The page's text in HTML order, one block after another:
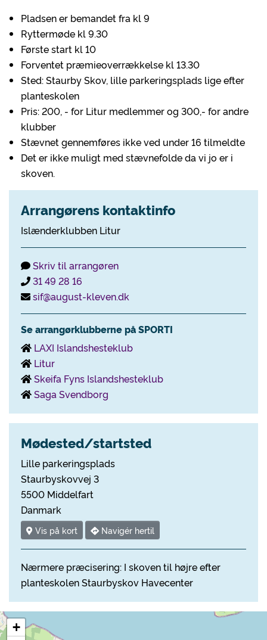
Pladsen er bemandet fra kl 9
Ryttermøde kl 9.30
Første start kl 10
Forventet præmieoverrækkelse kl 13.30
Sted: Staurby Skov, lille parkeringsplads lige efter
planteskolen
Pris: 200, - for Litur medlemmer og 300,- for andre
klubber
Stævnet gennemføres ikke ved under 16 tilmeldte
Det er ikke muligt med stævnefolde da vi jo er i
skoven.
Arrangørens kontaktinfo
Islænderklubben Litur
Skriv til arrangøren
31 49 28 16
sif@august-kleven.dk
Se arrangørklubberne på SPORTI
LAXI Islandshesteklub
Litur
Skeifa Fyns Islandshesteklub
Saga Svendborg
Mødested/startsted
Lille parkeringsplads
Staurbyskovvej 3
5500 Middelfart
Danmark
Vis på kort Navigér hertil
Nærmere præcisering: I skoven til højre efter
planteskolen Staurbyskov Havecenter
+